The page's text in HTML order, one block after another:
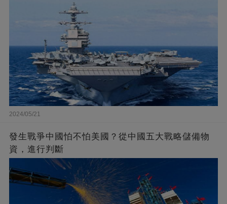
2024/05/21
發生戰爭中國怕不怕美國？從中國五大戰略儲備物
資，進行判斷